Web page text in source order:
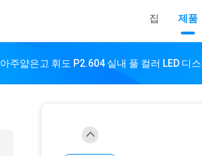
집 제품
아주얇은고 휘도 P2.604 실내 풀 컬러 LED 디